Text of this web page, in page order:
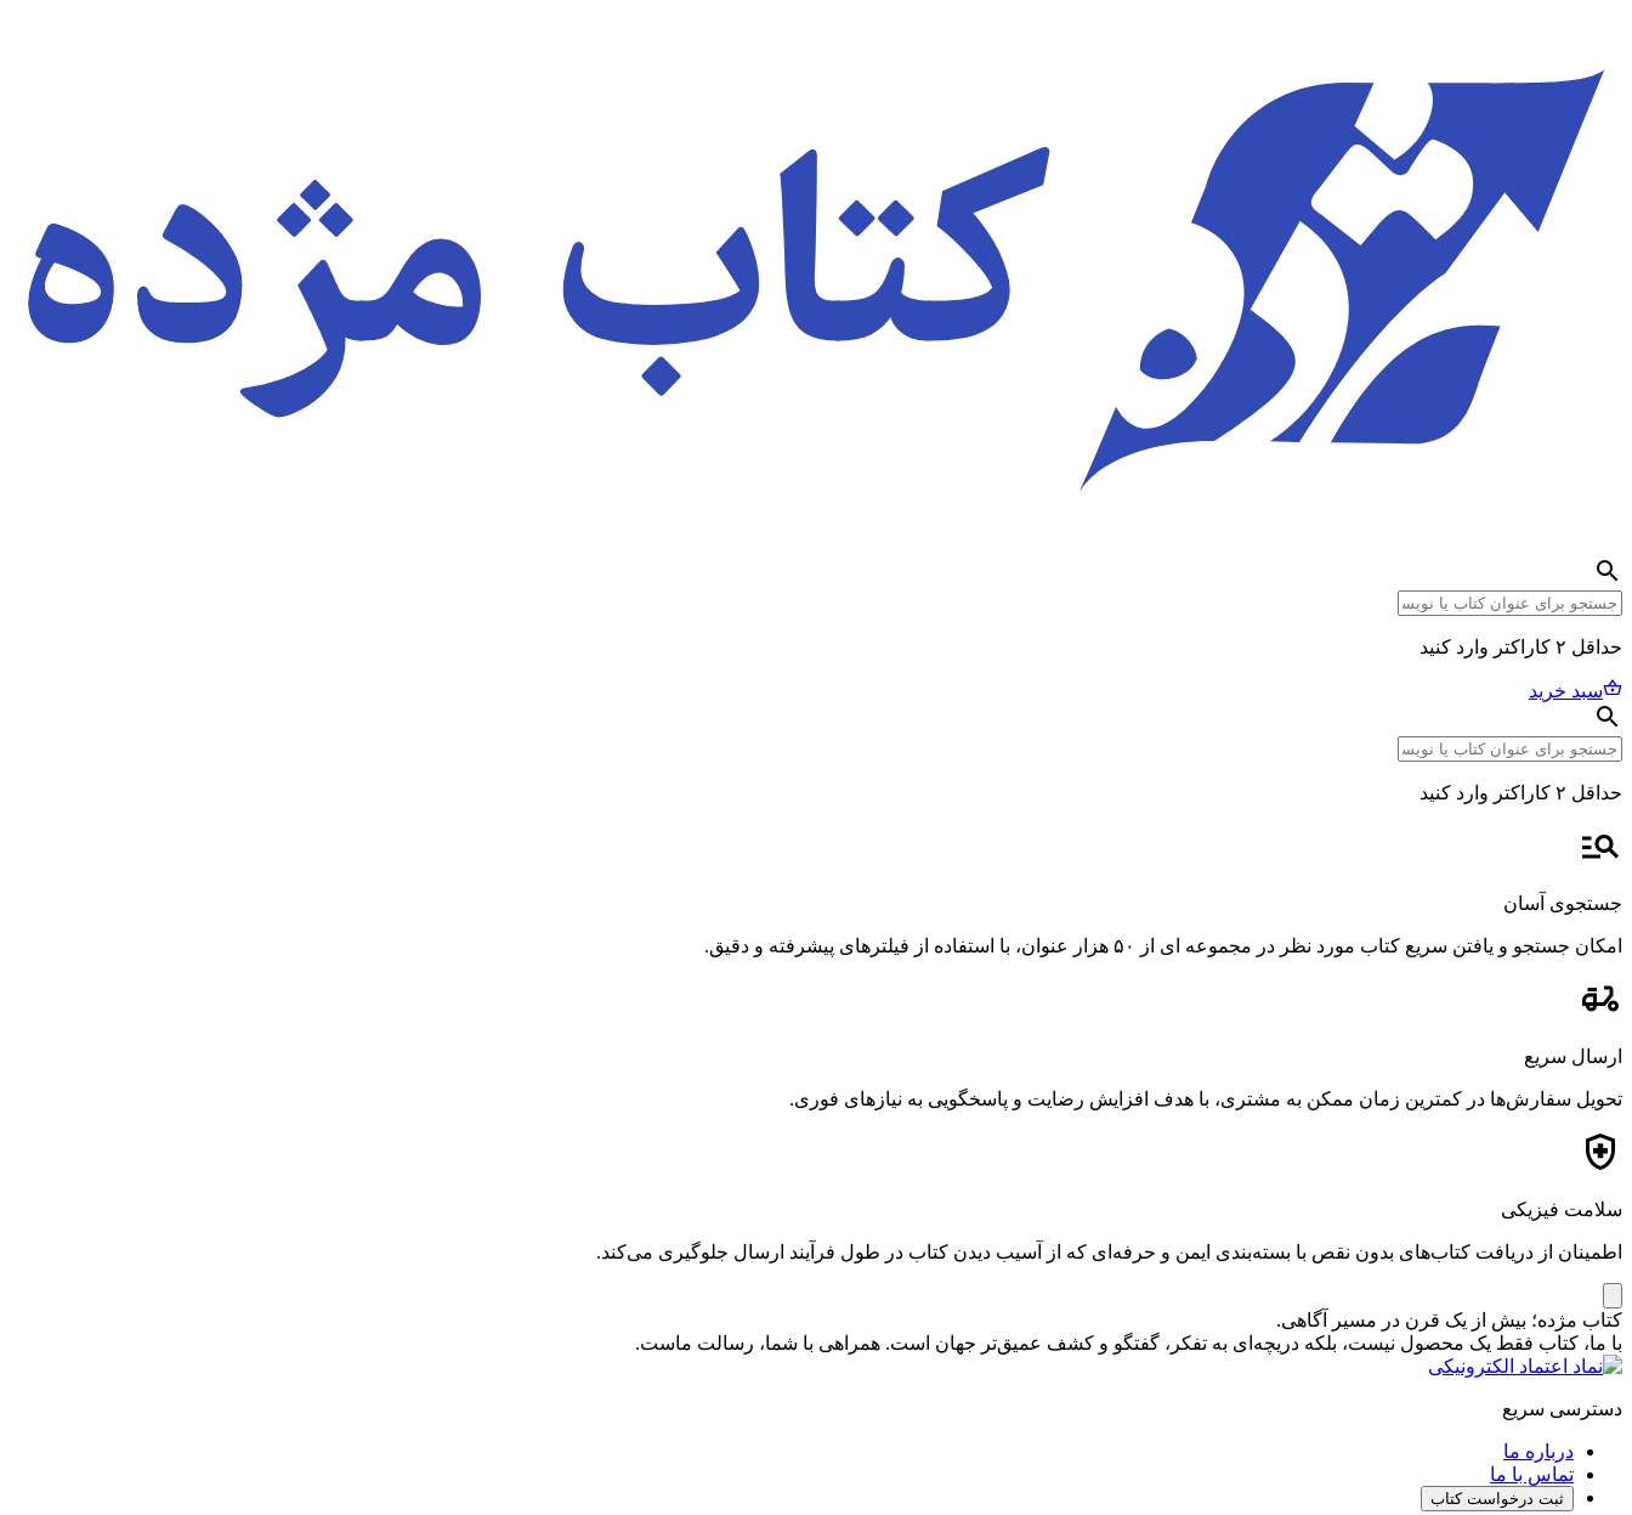
حداقل ۲ کاراکتر وارد کنید
سبد خرید
حداقل ۲ کاراکتر وارد کنید
جستجوی آسان
امکان جستجو و یافتن سریع کتاب مورد نظر در مجموعه ای از ۵۰ هزار عنوان، با استفاده از فیلترهای پیشرفته و دقیق.
ارسال سریع
تحویل سفارش‌ها در کمترین زمان ممکن به مشتری، با هدف افزایش رضایت و پاسخگویی به نیازهای فوری.
سلامت فیزیکی
اطمینان از دریافت کتاب‌های بدون نقص با بسته‌بندی ایمن و حرفه‌ای که از آسیب دیدن کتاب در طول فرآیند ارسال جلوگیری می‌کند.
کتاب مژده؛ بیش از یک قرن در مسیر آگاهی.
با ما، کتاب فقط یک محصول نیست، بلکه دریچه‌ای به تفکر، گفتگو و کشف عمیق‌تر جهان است. همراهی با شما، رسالت ماست.
دسترسی سریع
درباره ما
تماس با ما
ثبت درخواست کتاب